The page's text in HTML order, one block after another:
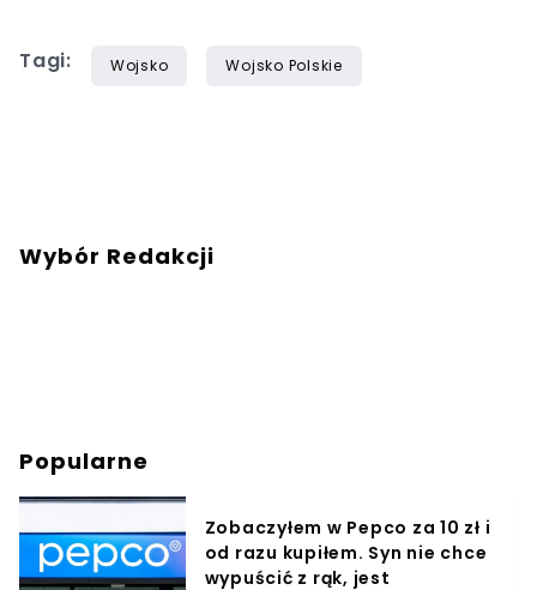
Tagi: Wojsko Wojsko Polskie
Wybór Redakcji
Popularne
Zobaczyłem w Pepco za 10 zł i
od razu kupiłem. Syn nie chce
wypuścić z rąk, jest